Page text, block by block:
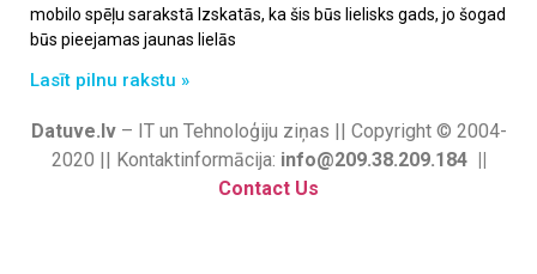
mobilo spēļu sarakstā Izskatās, ka šis būs lielisks gads, jo šogad
būs pieejamas jaunas lielās
Lasīt pilnu rakstu »
Datuve.lv– IT un Tehnoloģiju ziņas || Copyright © 2004-
2020 || Kontaktinformācija: info@209.38.209.184 ||
Contact Us